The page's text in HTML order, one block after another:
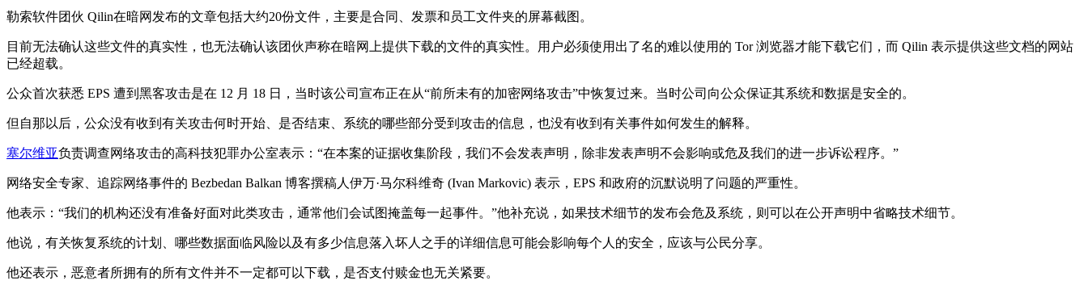
勒索软件团伙 Qilin在暗网发布的文章包括大约20份文件，主要是合同、发票和员工文件夹的屏幕截图。
目前无法确认这些文件的真实性，也无法确认该团伙声称在暗网上提供下载的文件的真实性。用户必须使用出了名的难以使用的 Tor 浏览器才能下载它们，而 Qilin 表示提供这些文档的网站
已经超载。
公众首次获悉 EPS 遭到黑客攻击是在 12 月 18 日，当时该公司宣布正在从“前所未有的加密网络攻击”中恢复过来。当时公司向公众保证其系统和数据是安全的。
但自那以后，公众没有收到有关攻击何时开始、是否结束、系统的哪些部分受到攻击的信息，也没有收到有关事件如何发生的解释。
塞尔维亚负责调查网络攻击的高科技犯罪办公室表示：“在本案的证据收集阶段，我们不会发表声明，除非发表声明不会影响或危及我们的进一步诉讼程序。”
网络安全专家、追踪网络事件的 Bezbedan Balkan 博客撰稿人伊万·马尔科维奇 (Ivan Markovic) 表示，EPS 和政府的沉默说明了问题的严重性。
他表示：“我们的机构还没有准备好面对此类攻击，通常他们会试图掩盖每一起事件。”他补充说，如果技术细节的发布会危及系统，则可以在公开声明中省略技术细节。
他说，有关恢复系统的计划、哪些数据面临风险以及有多少信息落入坏人之手的详细信息可能会影响每个人的安全，应该与公民分享。
他还表示，恶意者所拥有的所有文件并不一定都可以下载，是否支付赎金也无关紧要。